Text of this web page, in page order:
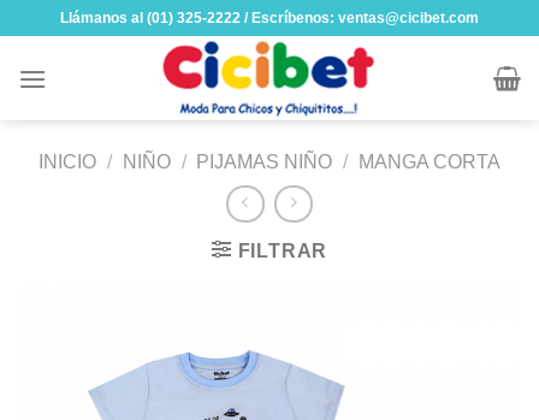
content
Llámanos al (01) 325-2222 / Escríbenos: ventas@cicibet.com
INICIO / NIÑO / PIJAMAS NIÑO / MANGA CORTA
FILTRAR